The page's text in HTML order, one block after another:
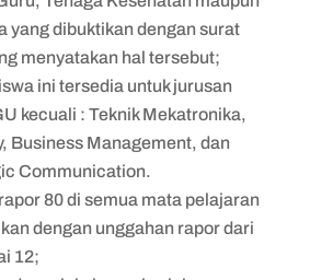
yang dibuktikan dengan surat
menyatakan hal tersebut;
ini tersedia untuk jurusan
kecuali : Teknik Mekatronika,
Business Management, dan
Communication.
80 di semua mata pelajaran
dengan unggahan rapor dari
12;